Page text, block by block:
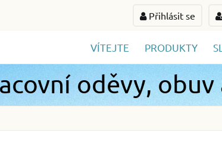
Přihlásit se
VÍTEJTE PRODUKTY
oděvy,